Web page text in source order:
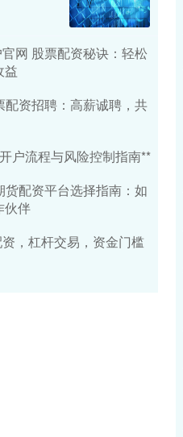
网 股票配资秘诀：轻松
益
配资招聘：高薪诚聘，共
户流程与风险控制指南**
货配资平台选择指南：如
伙伴
，杠杆交易，资金门槛